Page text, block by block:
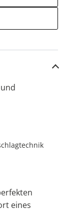
eines